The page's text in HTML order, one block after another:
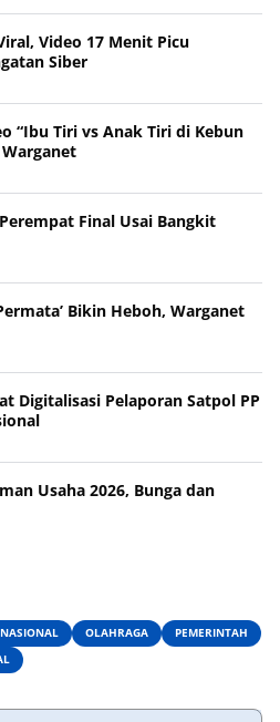
Video 17 Menit Picu
Siber
“Ibu Tiri vs Anak Tiri di Kebun
Final Usai Bangkit
Bikin Heboh, Warganet
Digitalisasi Pelaporan Satpol PP
Usaha 2026, Bunga dan
OLAHRAGA
PEMERINTAH